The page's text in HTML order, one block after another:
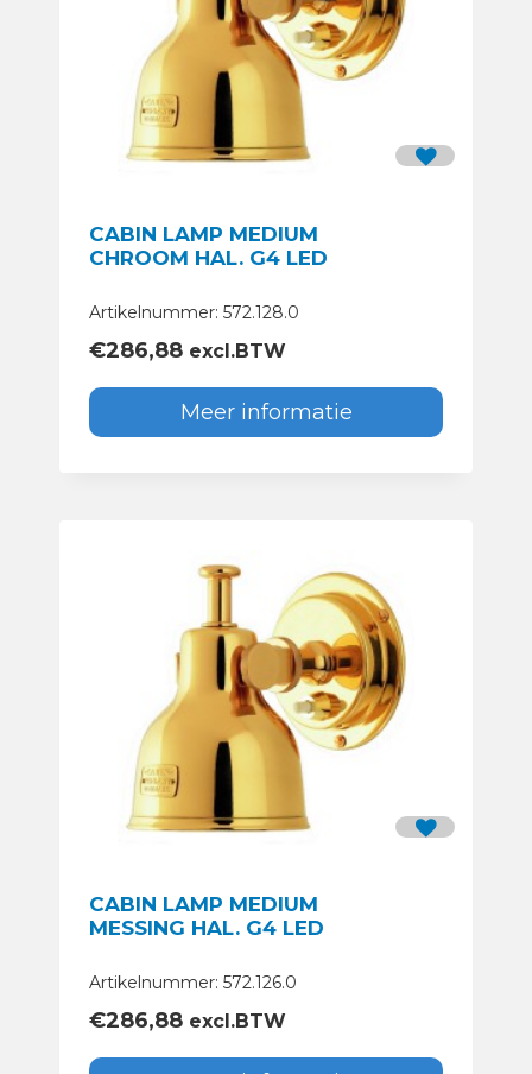
CABIN LAMP MEDIUM
CHROOM HAL. G4 LED
Artikelnummer: 572.128.0
€286,88 excl.BTW
Meer informatie
CABIN LAMP MEDIUM
MESSING HAL. G4 LED
Artikelnummer: 572.126.0
€286,88 excl.BTW